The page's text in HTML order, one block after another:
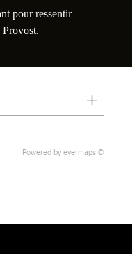
pour ressentir
Powered by evermaps ©